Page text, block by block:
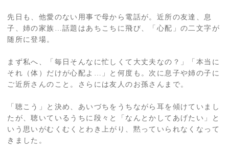
先日も、他愛のない用事で母から電話が。近所の友達、息
子、姉の家族…話題はあちこちに飛び、「心配」の二文字が
随所に登場。
まず私へ、「毎日そんなに忙しくて大丈夫なの？」「本当に
それ（体）だけが心配よ…」と何度も。次に息子や姉の子に
ご近所さんのこと。さらには友人のお孫さんまで。
「聴こう」と決め、あいづちをうちながら耳を傾けていまし
たが、聴いているうちに段々と「なんとかしてあげたい」と
いう思いがむくむくとわき上がり、黙っていられなくなって
きました。